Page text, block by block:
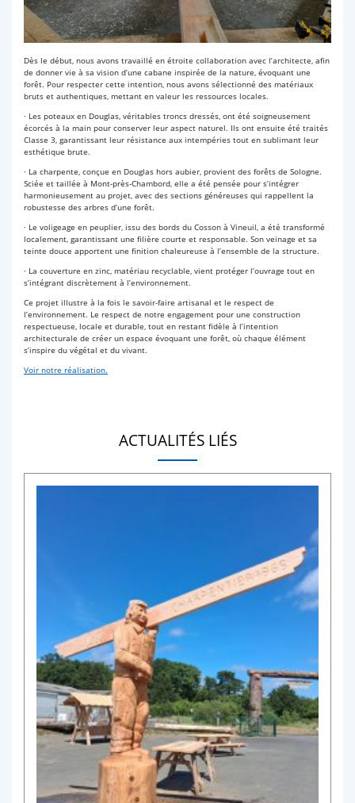
Dès le début, nous avons travaillé en étroite collaboration avec l’architecte, afin
de donner vie à sa vision d’une cabane inspirée de la nature, évoquant une
forêt. Pour respecter cette intention, nous avons sélectionné des matériaux
bruts et authentiques, mettant en valeur les ressources locales.
· Les poteaux en Douglas, véritables troncs dressés, ont été soigneusement
écorcés à la main pour conserver leur aspect naturel. Ils ont ensuite été traités
Classe 3, garantissant leur résistance aux intempéries tout en sublimant leur
esthétique brute.
· La charpente, conçue en Douglas hors aubier, provient des forêts de Sologne.
Sciée et taillée à Mont-près-Chambord, elle a été pensée pour s’intégrer
harmonieusement au projet, avec des sections généreuses qui rappellent la
robustesse des arbres d’une forêt.
· Le voligeage en peuplier, issu des bords du Cosson à Vineuil, a été transformé
localement, garantissant une filière courte et responsable. Son veinage et sa
teinte douce apportent une finition chaleureuse à l’ensemble de la structure.
· La couverture en zinc, matériau recyclable, vient protéger l’ouvrage tout en
s’intégrant discrètement à l’environnement.
Ce projet illustre à la fois le savoir-faire artisanal et le respect de
l’environnement. Le respect de notre engagement pour une construction
respectueuse, locale et durable, tout en restant fidèle à l’intention
architecturale de créer un espace évoquant une forêt, où chaque élément
s’inspire du végétal et du vivant.
Voir notre réalisation.
ACTUALITÉS LIÉS